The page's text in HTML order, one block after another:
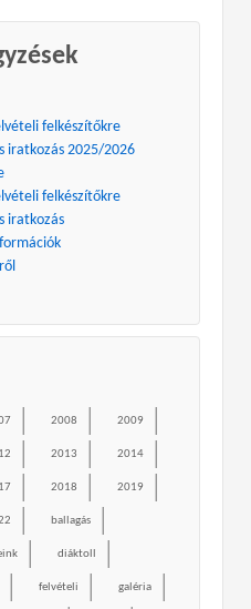
felkészítőkre
iratkozás 2025/2026
felkészítőkre
iratkozás
2008 2009
2013 2014
2018 2019
ballagás
diáktoll
felvételi galéria